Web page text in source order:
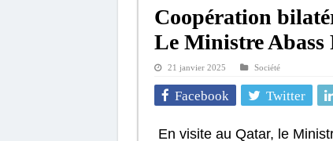
Coopération
Le Ministre Abass
21 janvier 2025 Société
Facebook Twitter
En visite au Qatar, le